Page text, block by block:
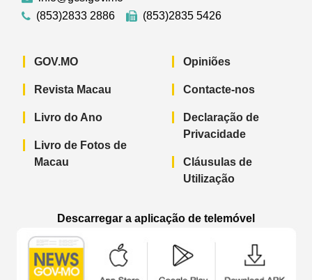
(853)2833 2886
(853)2835 5426
GOV.MO
Revista Macau
Livro do Ano
Livro de Fotos de
Macau
Opiniões
Contacte-nos
Declaração de
Privacidade
Cláusulas de
Utilização
Descarregar a aplicação de telemóvel